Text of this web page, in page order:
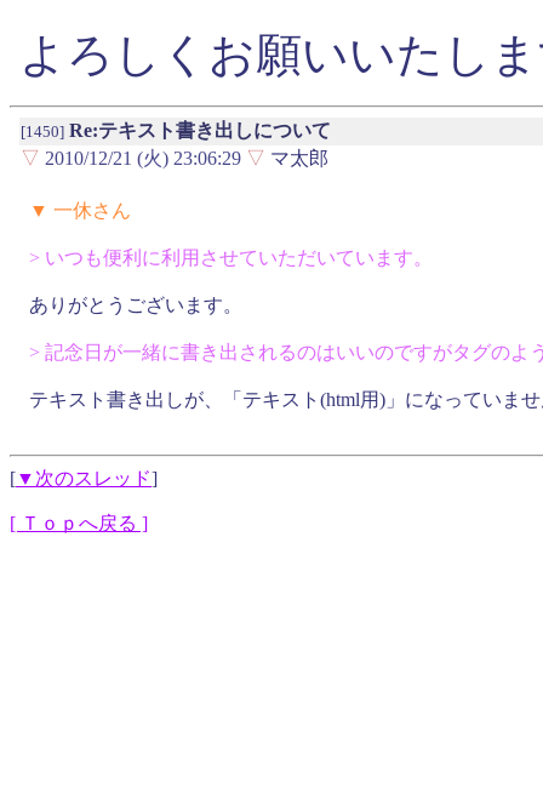
よろしくお願いいたし
[1450] Re:テキスト書き出しについて
▽ 2010/12/21 (火) 23:06:29 ▽ マ太郎
▼ 一休さん
> いつも便利に利用させていただいています。
ありがとうございます。
> 記念日が一緒に書き出されるのはいいのですがタグのよ
テキスト書き出しが、「テキスト(html用)」になっていま
[▼次のスレッド]
[ Ｔｏｐへ戻る ]